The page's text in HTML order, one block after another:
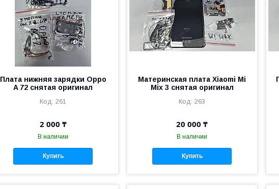
Плата нижняя зарядки Oppo
A 72 снятая оригинал
261
2 000 ₸
В наличии
Купить
Материнская плата Xiaomi Mi
Mix 3 снятая оригинал
263
20 000 ₸
В наличии
Купить